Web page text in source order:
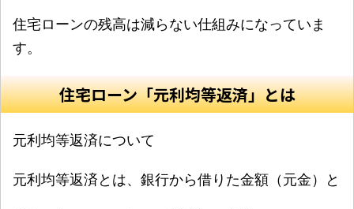
住宅ローンの残高は減らない仕組みになっていま
す。
住宅ローン「元利均等返済」とは
元利均等返済について
元利均等返済とは、銀行から借りた金額（元金）と